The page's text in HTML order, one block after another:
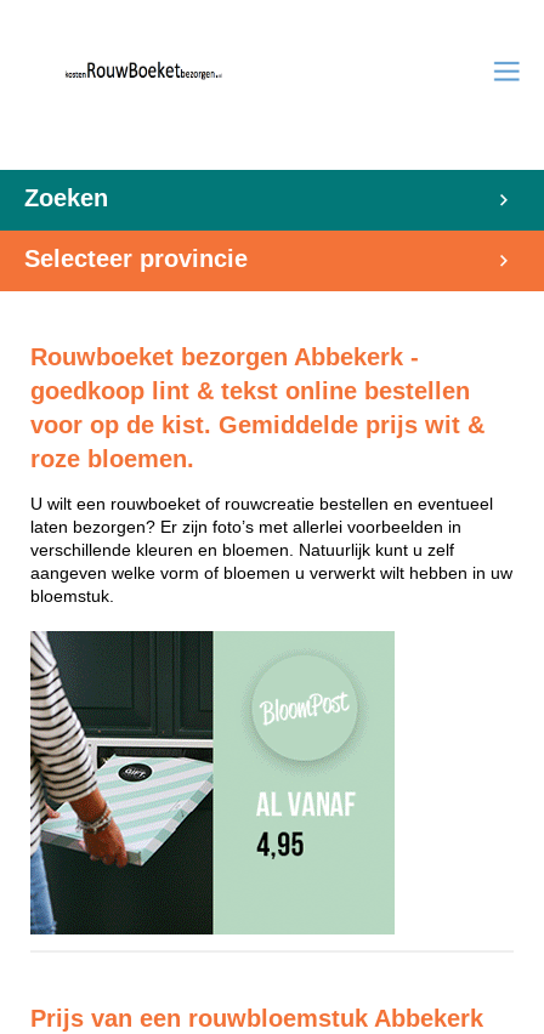
Zoeken
Selecteer provincie
Rouwboeket bezorgen Abbekerk -
goedkoop lint & tekst online bestellen
voor op de kist. Gemiddelde prijs wit &
roze bloemen.
U wilt een rouwboeket of rouwcreatie bestellen en eventueel
laten bezorgen? Er zijn foto’s met allerlei voorbeelden in
verschillende kleuren en bloemen. Natuurlijk kunt u zelf
aangeven welke vorm of bloemen u verwerkt wilt hebben in uw
bloemstuk.
Prijs van een rouwbloemstuk Abbekerk